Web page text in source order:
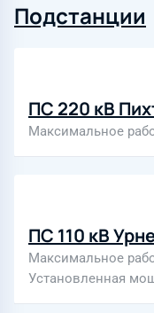
Подстанции
ПС 220 кВ
Максимальное
ПС 110 кВ
Максимальное
Установленная